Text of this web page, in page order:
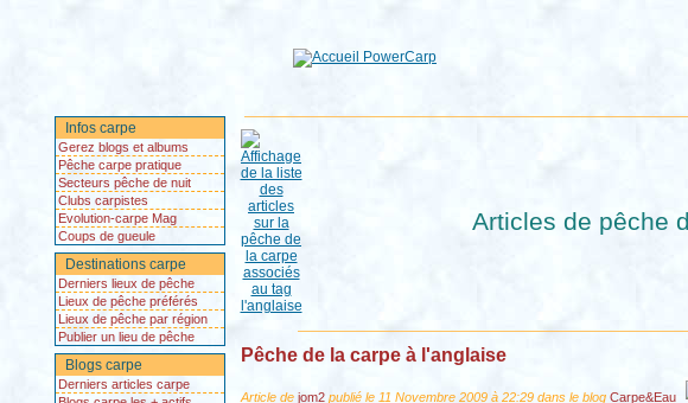
Infos carpe
Gerez blogs et albums
Pêche carpe pratique
Secteurs pêche de nuit
Clubs carpistes
Evolution-carpe Mag
Coups de gueule
Destinations carpe
Derniers lieux de pêche
Lieux de pêche préférés
Lieux de pêche par région
Publier un lieu de pêche
Blogs carpe
Derniers articles carpe
Articles de pêche
Pêche de la carpe à l'anglaise
Article de jom2publié le 11 Novembre 2009 à 22:29 dans le blog Carpe&Eau